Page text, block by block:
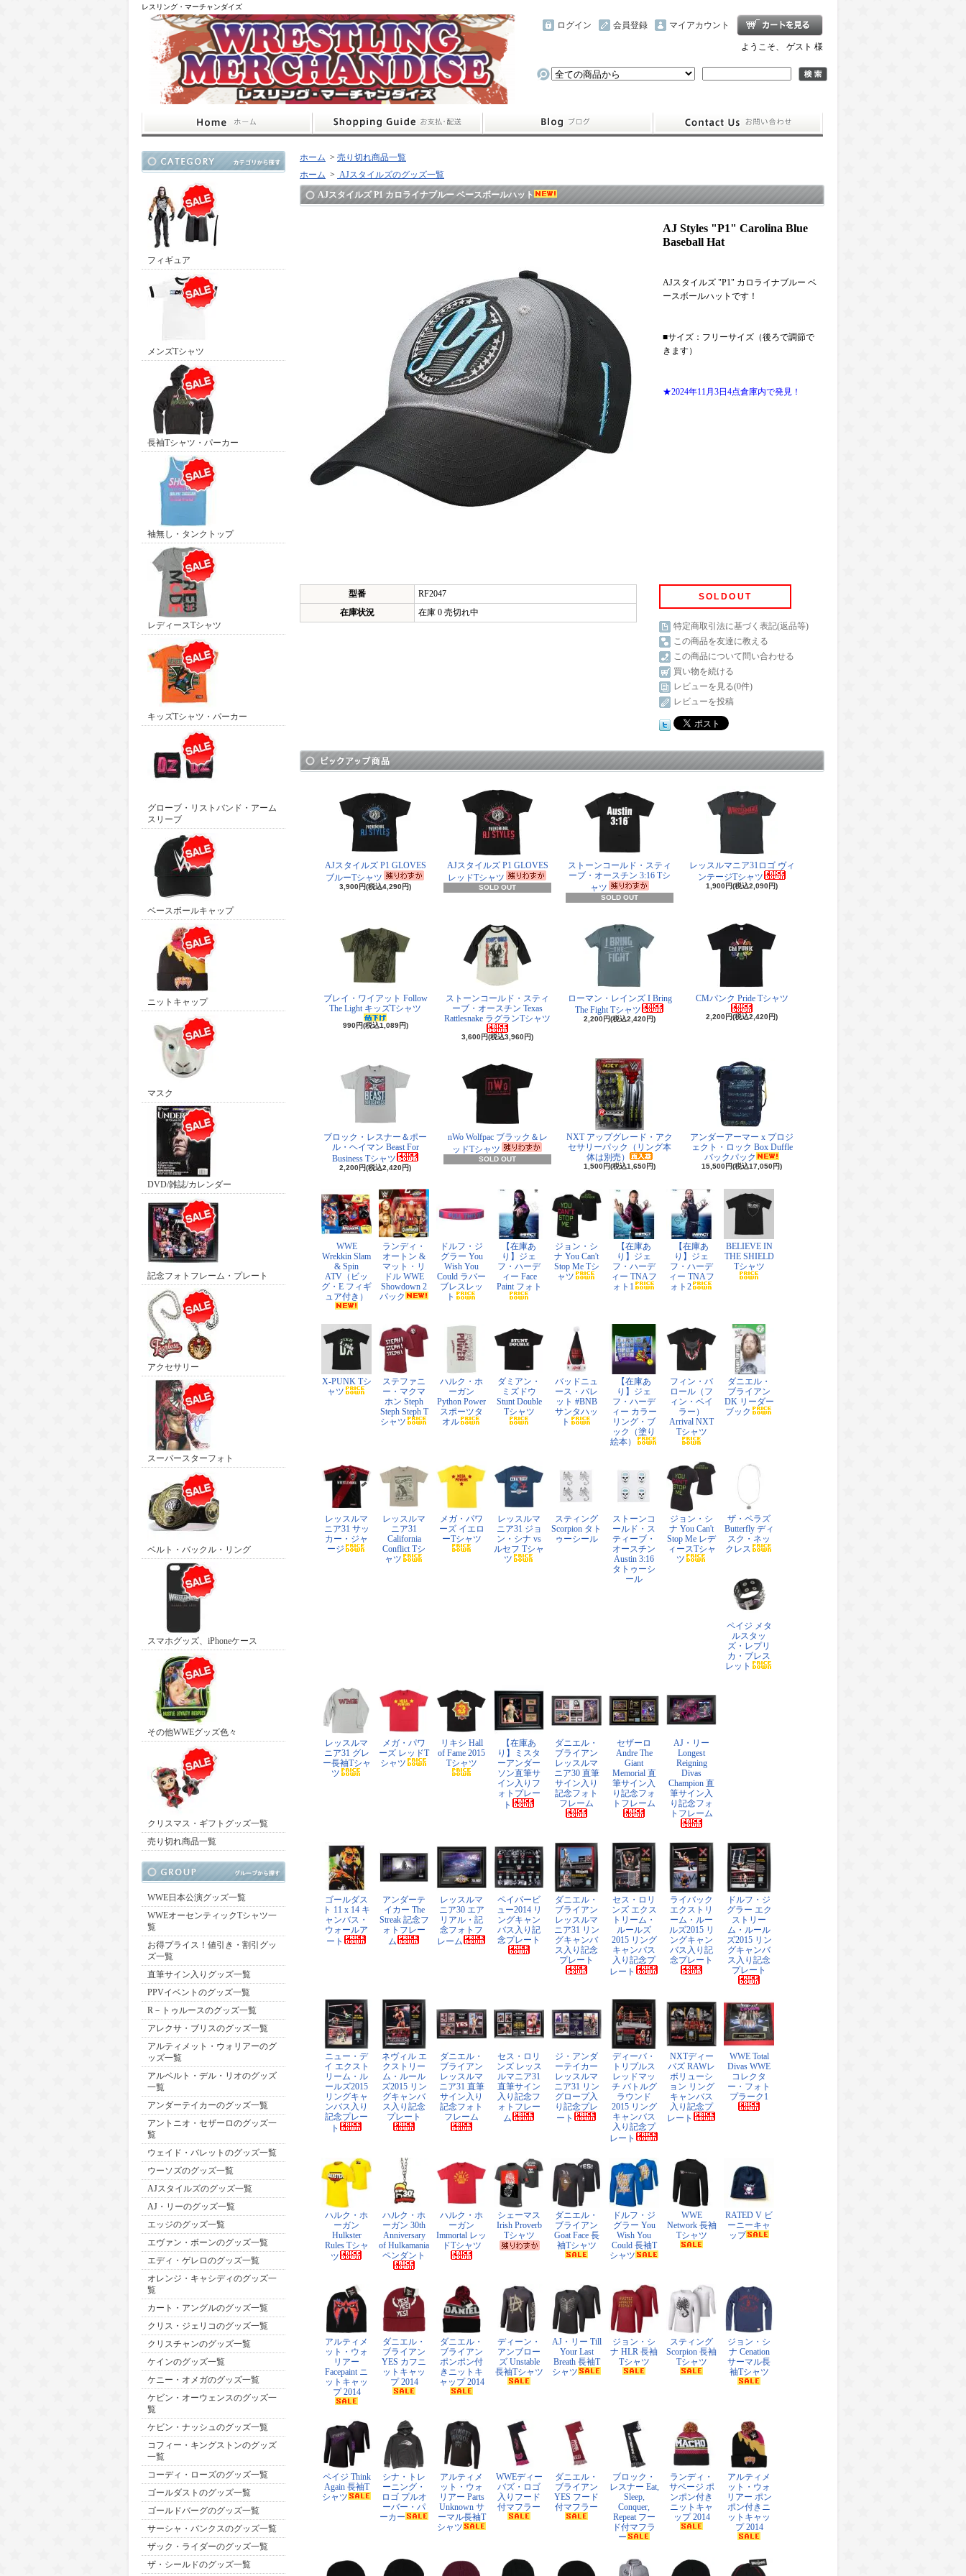
レスリング・マーチャンダイズ
マイアカウント
会員登録
ログイン
ようこそ、 ゲスト 様
フィギュア
メンズTシャツ
長袖Tシャツ・パーカー
袖無し・タンクトップ
レディースTシャツ
キッズTシャツ・パーカー
グローブ・リストバンド・アーム
スリーブ
ベースボールキャップ
ニットキャップ
マスク
DVD/雑誌/カレンダー
記念フォトフレーム・プレート
アクセサリー
スーパースターフォト
ベルト・バックル・リング
スマホグッズ、iPhoneケース
その他WWEグッズ色々
クリスマス・ギフトグッズ一覧
売り切れ商品一覧
WWE日本公演グッズ一覧
WWEオーセンティックTシャツ一
覧
お得プライス！値引き・割引グッ
ズ一覧
直筆サイン入りグッズ一覧
PPVイベントのグッズ一覧
R－トゥルースのグッズ一覧
アレクサ・ブリスのグッズ一覧
アルティメット・ウォリアーのグ
ッズ一覧
アルベルト・デル・リオのグッズ
一覧
アンダーテイカーのグッズ一覧
アントニオ・セザーロのグッズ一
覧
ウェイド・バレットのグッズ一覧
ウーソズのグッズ一覧
AJスタイルズのグッズ一覧
AJ・リーのグッズ一覧
エッジのグッズ一覧
エヴァン・ボーンのグッズ一覧
エディ・ゲレロのグッズ一覧
オレンジ・キャシディのグッズ一
覧
カート・アングルのグッズ一覧
クリス・ジェリコのグッズ一覧
クリスチャンのグッズ一覧
ケインのグッズ一覧
ケニー・オメガのグッズ一覧
ケビン・オーウェンスのグッズ一
覧
ケビン・ナッシュのグッズ一覧
コフィー・キングストンのグッズ
一覧
コーディ・ローズのグッズ一覧
ゴールダストのグッズ一覧
ゴールドバーグのグッズ一覧
サーシャ・バンクスのグッズ一覧
ザック・ライダーのグッズ一覧
ザ・シールドのグッズ一覧
ホーム > 売り切れ商品一覧
ホーム > AJスタイルズのグッズ一覧
AJスタイルズ P1 カロライナブルー ベースボールハット
AJ Styles "P1" Carolina Blue
Baseball Hat
AJスタイルズ "P1" カロライナブルー ベ
ースボールハットです！
■サイズ：フリーサイズ（後ろで調節で
きます）
★2024年11月3日4点倉庫内で発見！
型番
RF2047
在庫状況
在庫 0 売切れ中
SOLDOUT
特定商取引法に基づく表記(返品等)
この商品を友達に教える
この商品について問い合わせる
買い物を続ける
レビューを見る(0件)
レビューを投稿
AJスタイルズ P1 GLOVES
ブルーTシャツ
3,900円(税込4,290円)
AJスタイルズ P1 GLOVES
レッドTシャツ
SOLD OUT
ストーンコールド・スティ
ーブ・オースチン 3:16 Tシ
ャツ
SOLD OUT
レッスルマニア31ロゴ ヴィ
ンテージTシャツ
1,900円(税込2,090円)
ブレイ・ワイアット Follow
The Light キッズTシャツ
990円(税込1,089円)
ストーンコールド・スティ
ーブ・オースチン Texas
Rattlesnake ラグランTシャツ
3,600円(税込3,960円)
ローマン・レインズ I Bring
The Fight Tシャツ
2,200円(税込2,420円)
CMパンク Pride Tシャツ
2,200円(税込2,420円)
ブロック・レスナー＆ポー
ル・ヘイマン Beast For
Business Tシャツ
2,200円(税込2,420円)
nWo Wolfpac ブラック＆レ
ッドTシャツ
SOLD OUT
NXT アップグレード・アク
セサリーパック（リング本
体は別売）
1,500円(税込1,650円)
アンダーアーマー x プロジ
ェクト・ロック Box Duffle
バックパック
15,500円(税込17,050円)
WWE
Wrekkin Slam
& Spin
ATV（ビッ
グ・E フィギ
ュア付き）
ランディ・
オートン &
マット・リ
ドル WWE
Showdown 2
パック
ドルフ・ジ
グラー You
Wish You
Could ラバー
ブレスレッ
ト
【在庫あ
り】ジェ
フ・ハーデ
ィー Face
Paint フォト
ジョン・シ
ナ You Can't
Stop Me Tシ
ャツ
【在庫あ
り】ジェ
フ・ハーデ
ィー TNAフ
ォト1
【在庫あ
り】ジェ
フ・ハーデ
ィー TNAフ
ォト2
BELIEVE IN
THE SHIELD
Tシャツ
X-PUNK Tシ
ャツ
ステファニ
ー・マクマ
ホン Steph
Steph Steph T
シャツ
ハルク・ホ
ーガン
Python Power
スポーツタ
オル
ダミアン・
ミズドウ
Stunt Double
Tシャツ
バッドニュ
ース・バレ
ット #BNB
サンタハッ
ト
【在庫あ
り】ジェ
フ・ハーデ
ィー カラー
リング・ブ
ック（塗り
絵本）
フィン・バ
ロール（フ
ィン・ベイ
ラー）
Arrival NXT
Tシャツ
ダニエル・
ブライアン
DK リーダー
ブック
レッスルマ
ニア31 サッ
カー・ジャ
ージ
レッスルマ
ニア31
California
Conflict Tシ
ャツ
メガ・パワ
ーズ イエロ
ーTシャツ
レッスルマ
ニア31 ジョ
ン・シナ vs
ルセフ Tシャ
ツ
スティング
Scorpion タト
ゥーシール
ストーンコ
ールド・ス
ティーブ・
オースチン
Austin 3:16
タトゥーシ
ール
ジョン・シ
ナ You Can't
Stop Me レデ
ィースTシャ
ツ
ザ・ベラズ
Butterfly ディ
スク・ネッ
クレス
ペイジ メタ
ルスタッ
ズ・レプリ
カ・ブレス
レット
レッスルマ
ニア31 グレ
ー長袖Tシャ
ツ
メガ・パワ
ーズ レッドT
シャツ
リキシ Hall
of Fame 2015
Tシャツ
【在庫あ
り】ミスタ
ーアンダー
ソン直筆サ
イン入りフ
ォトプレー
ト
ダニエル・
ブライアン
レッスルマ
ニア30 直筆
サイン入り
記念フォト
フレーム
セザーロ
Andre The
Giant
Memorial 直
筆サイン入
り記念フォ
トフレーム
AJ・リー
Longest
Reigning
Divas
Champion 直
筆サイン入
り記念フォ
トフレーム
ゴールダス
ト 11 x 14 キ
ャンバス・
ウォールア
ート
アンダーテ
イカー The
Streak 記念フ
ォトフレー
ム
レッスルマ
ニア30 エア
リアル・記
念フォトフ
レーム
ペイパービ
ュー2014 リ
ングキャン
バス入り記
念プレート
ダニエル・
ブライアン
レッスルマ
ニア31 リン
グキャンバ
ス入り記念
プレート
セス・ロリ
ンズ エクス
トリーム・
ルールズ
2015 リング
キャンバス
入り記念プ
レート
ライバック
エクストリ
ーム・ルー
ルズ2015 リ
ングキャン
バス入り記
念プレート
ドルフ・ジ
グラー エク
ストリー
ム・ルール
ズ2015 リン
グキャンバ
ス入り記念
プレート
ニュー・デ
イ エクスト
リーム・ル
ールズ2015
リングキャ
ンバス入り
記念プレー
ト
ネヴィル エ
クストリー
ム・ルール
ズ2015 リン
グキャンバ
ス入り記念
プレート
ダニエル・
ブライアン
レッスルマ
ニア31 直筆
サイン入り
記念フォト
フレーム
セス・ロリ
ンズ レッス
ルマニア31
直筆サイン
入り記念フ
ォトフレー
ム
ジ・アンダ
ーテイカー
レッスルマ
ニア31 リン
グロープ入
り記念プレ
ート
ディーバ・
トリプルス
レッドマッ
チ バトルグ
ラウンド
2015 リング
キャンバス
入り記念プ
レート
NXTディー
バズ RAWレ
ボリューシ
ョン リング
キャンバス
入り記念プ
レート
WWE Total
Divas WWE
コレクタ
ー・フォト
プラーク1
ハルク・ホ
ーガン
Hulkster
Rules Tシャ
ツ
ハルク・ホ
ーガン 30th
Anniversary
of Hulkamania
ペンダント
ハルク・ホ
ーガン
Immortal レッ
ドTシャツ
シェーマス
Irish Proverb
Tシャツ
ダニエル・
ブライアン
Goat Face 長
袖Tシャツ
ドルフ・ジ
グラー You
Wish You
Could 長袖T
シャツ
WWE
Network 長袖
Tシャツ
RATED V ビ
ーニーキャ
ップ
アルティメ
ット・ウォ
リアー
Facepaint ニ
ットキャッ
プ 2014
ダニエル・
ブライアン
YES カフニ
ットキャッ
プ 2014
ダニエル・
ブライアン
ポンポン付
きニットキ
ャップ 2014
ディーン・
アンブロー
ズ Unstable
長袖Tシャツ
AJ・リー Till
Your Last
Breath 長袖T
シャツ
ジョン・シ
ナ HLR 長袖
Tシャツ
スティング
Scorpion 長袖
Tシャツ
ジョン・シ
ナ Cenation
サーマル長
袖Tシャツ
ペイジ Think
Again 長袖T
シャツ
シナ・トレ
ーニング・
ロゴ プルオ
ーバー・パ
ーカー
アルティメ
ット・ウォ
リアー Parts
Unknown サ
ーマル長袖T
シャツ
WWEディー
バズ・ロゴ
入りフード
付マフラー
ダニエル・
ブライアン
YES フード
付マフラー
ブロック・
レスナー Eat,
Sleep,
Conquer,
Repeat フー
ド付マフラ
ー
ランディ・
サベージ ポ
ンポン付き
ニットキャ
ップ 2014
アルティメ
ット・ウォ
リアー ポン
ポン付きニ
ットキャッ
プ 2014